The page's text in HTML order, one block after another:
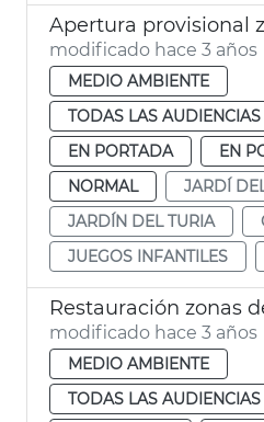
modificado hace 3 años
MEDIO AMBIENTE
TODAS LAS AUDIENCIAS
EN PORTADA
EN
NORMAL
JARDÍ
JARDÍN DEL TURIA
JUEGOS INFANTILES
Restauración zonas
modificado hace 3 años
MEDIO AMBIENTE
TODAS LAS AUDIENCIAS